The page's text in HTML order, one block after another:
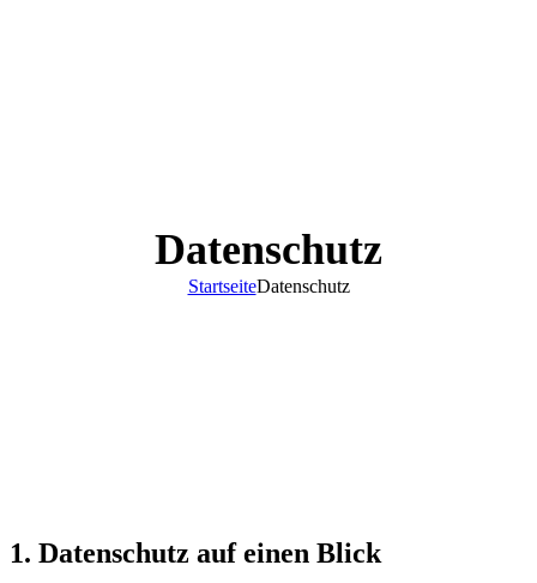
Datenschutz
StartseiteDatenschutz
1. Datenschutz auf einen Blick